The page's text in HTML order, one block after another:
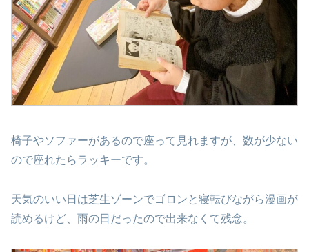
椅子やソファーがあるので座って見れますが、数が少ない
ので座れたらラッキーです。
天気のいい日は芝生ゾーンでゴロンと寝転びながら漫画が
読めるけど、雨の日だったので出来なくて残念。